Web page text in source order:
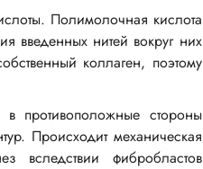
Полимолочная кислота
введенных нитей вокруг них
коллаген, поэтому
противоположные стороны
Происходит механическая
вследствии фибробластов